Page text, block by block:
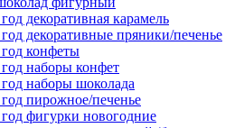
декоративная карамель
декоративные пряники/печенье
конфеты
наборы конфет
наборы шоколада
пирожное/печенье
фигурки новогодние